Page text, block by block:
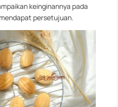
keinginannya pada
persetujuan.